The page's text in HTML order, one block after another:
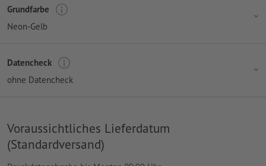
Grundfarbe
Neon-Gelb
Datencheck
ohne Datencheck
Voraussichtliches Lieferdatum
(Standardversand)